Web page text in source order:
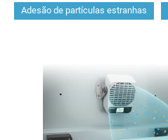
Adesão de partículas estranhas